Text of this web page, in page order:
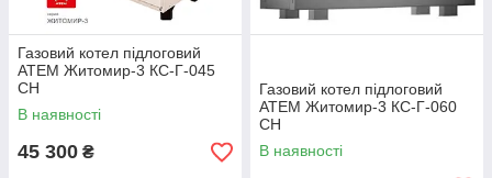
Газовий котел підлоговий
АТЕМ Житомир-3 КС-Г-045
СН
В наявності
45 300 ₴
Газовий котел підлоговий
АТЕМ Житомир-3 КС-Г-060
СН
В наявності